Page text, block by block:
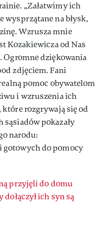
„Załatwimy ich
wysprzątane na błysk,
Wzrusza mnie
Kozakiewicza od Nas
dziękowania
zdjęciem. Fani
pomoc obywatelom
i wzruszenia ich
rozgrywają się od
pokazały
narodu:
gotowych do pomocy
przyjęli do domu
ich syn są